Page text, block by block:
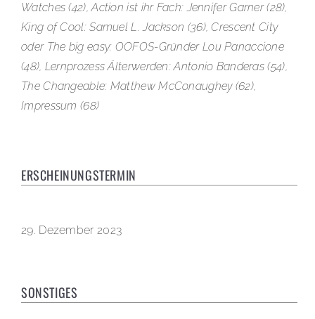
Watches (42), Action ist ihr Fach: Jennifer Garner (28),
King of Cool: Samuel L. Jackson (36), Crescent City
oder The big easy: OOFOS-Gründer Lou Panaccione
(48), Lernprozess Älterwerden: Antonio Banderas (54),
The Changeable: Matthew McConaughey (62),
Impressum (68)
ERSCHEINUNGSTERMIN
29. Dezember 2023
SONSTIGES